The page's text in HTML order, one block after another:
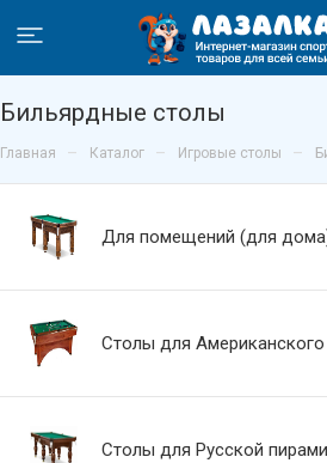
Бильярдные столы
Главная – Каталог – Игровые столы –
Для помещений (для
Столы для Американского
Столы для Русской